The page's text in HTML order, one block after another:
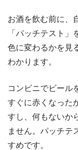
お酒を飲む前に、
「パッチテスト
色に変わるかを見
わかります。
コンビニでビール
すぐに赤くなった
すし、何もないか
ません。パッチテ
すめです。